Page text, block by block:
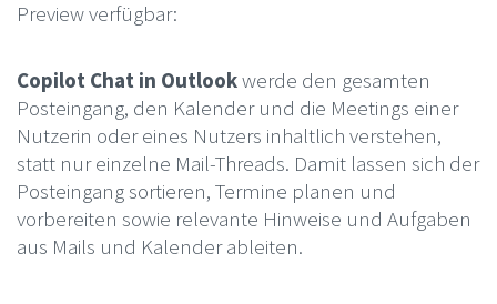
Preview verfügbar:
Copilot Chat in Outlookwerde den gesamten
Posteingang, den Kalender und die Meetings einer
Nutzerin oder eines Nutzers inhaltlich verstehen,
statt nur einzelne Mail-Threads. Damit lassen sich der
Posteingang sortieren, Termine planen und
vorbereiten sowie relevante Hinweise und Aufgaben
aus Mails und Kalender ableiten.